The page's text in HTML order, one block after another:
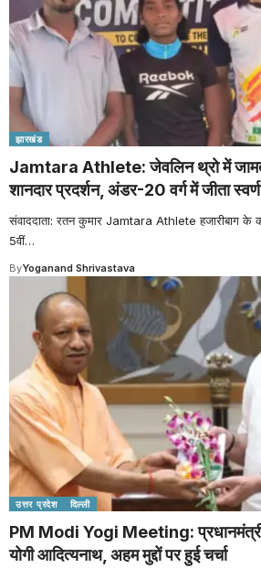
झारखंड
Jamtara Athlete: जेवलिन थ्रो में
शानदार प्रदर्शन, अंडर-20 वर्ग में जीता
संवाददाता: रतन कुमार Jamtara Athlete हजारीबाग के
5वीं…
ByYoganand Shrivastava
उत्तर प्रदेश दिल्ली
PM Modi Yogi Meeting: प्रधानमंत्री
योगी आदित्यनाथ, अहम मुद्दों पर हुई चर्चा